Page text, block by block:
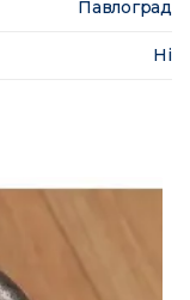
Павлоград
Ні